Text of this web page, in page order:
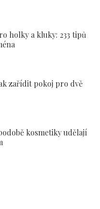
holky a kluky: 233 tipů
zařídit pokoj pro dvě
kosmetiky udělají